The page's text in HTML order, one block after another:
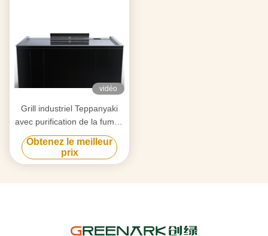
vidéo
Grill industriel Teppanyaki
avec purification de la fumée
par triple flux d'air et
technologie anti-obstruction
Obtenez le meilleur
prix